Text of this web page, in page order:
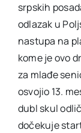
srpskih
odlazak u
nastupa na
kome je ovo
za mlađe
osvojio 13.
dubl skul
dočekuje